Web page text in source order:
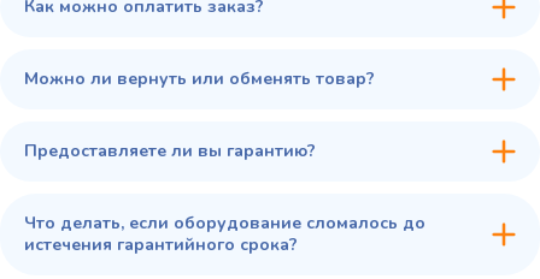
Как можно оплатить заказ?
Можно ли вернуть или обменять товар?
Предоставляете ли вы гарантию?
Что делать, если оборудование сломалось до
истечения гарантийного срока?